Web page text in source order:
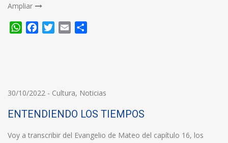
Ampliar
WhatsApp
FacebookTwitter
Email
30/10/2022 - Cultura, Noticias
ENTENDIENDO LOS TIEMPOS
Voy a transcribir del Evangelio de Mateo del capítulo 16, los